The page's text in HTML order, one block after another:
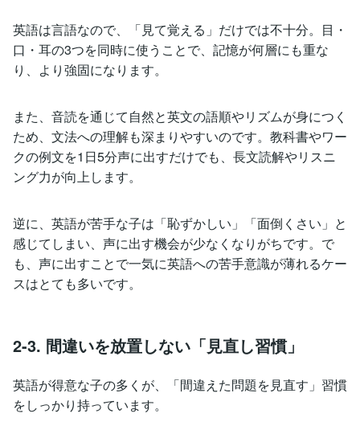
英語は言語なので、「見て覚える」だけでは不十分。目・
口・耳の3つを同時に使うことで、記憶が何層にも重な
り、より強固になります。
また、音読を通じて自然と英文の語順やリズムが身につく
ため、文法への理解も深まりやすいのです。教科書やワー
クの例文を1日5分声に出すだけでも、長文読解やリスニ
ング力が向上します。
逆に、英語が苦手な子は「恥ずかしい」「面倒くさい」と
感じてしまい、声に出す機会が少なくなりがちです。で
も、声に出すことで一気に英語への苦手意識が薄れるケー
スはとても多いです。
2-3. 間違いを放置しない「見直し習慣」
英語が得意な子の多くが、「間違えた問題を見直す」習慣
をしっかり持っています。